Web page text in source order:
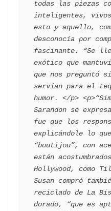
todas las piezas
inteligentes, vivos
esto y aquello,
desconocía por
fascinante. “Se
exótico que
que nos preguntó
servían para el
humor. </p>
Sarandon se
fue que los
explicándole lo
“boutijou”, con
están
Hollywood, como
Susan compró
reciclado de La
dorado, “que es